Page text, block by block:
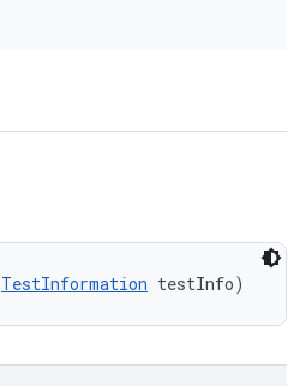
TestInformation testInfo)